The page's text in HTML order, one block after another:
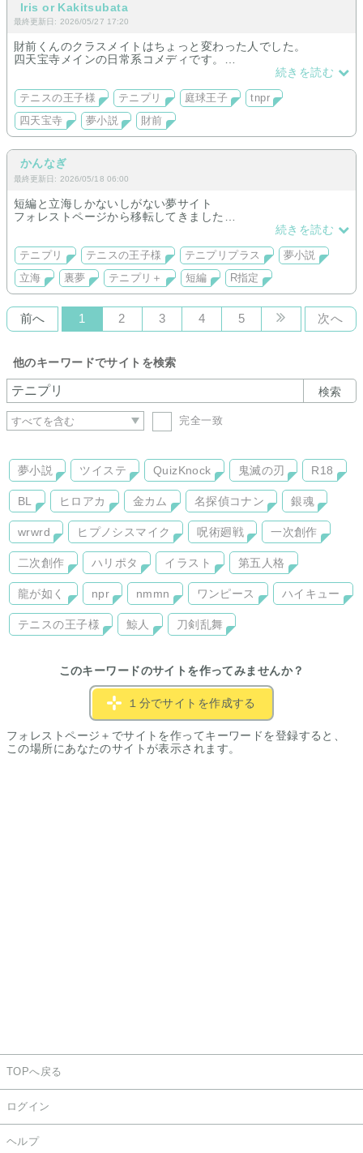
Iris or Kakitsubata
最終更新日: 2026/05/27 17:20
財前くんのクラスメイトはちょっと変わった人でした。
四天宝寺メインの日常系コメディです。
続きを読む
テニスの王子様 テニプリ 庭球王子
tnpr
四天宝寺
夢小説 財前
かんなぎ
最終更新日: 2026/05/18 06:00
短編と立海しかないしがない夢サイト
フォレストページから移転してきました
あまり作品ないです
R指定あり、年齢操作あり
なんでも許せる人向けです
続きを読む
テニプリ テニスの王子様 テニプリプラス
夢小説
立海
裏夢 テニプリ＋ 短編 R指定
前へ 1 2 3 4 5 次へ
他のキーワードでサイトを検索
検索
完全一致
夢小説 ツイステ QuizKnock 鬼滅の刃 R18
BL ヒロアカ 金カム 名探偵コナン 銀魂
wrwrd ヒプノシスマイク 呪術廻戦 一次創作
二次創作 ハリポタ イラスト 第五人格
龍が如く npr nmmn ワンピース ハイキュー
テニスの王子様 鯨人 刀剣乱舞
このキーワードのサイトを作ってみませんか？
１分でサイトを作成する
フォレストページ＋でサイトを作ってキーワードを登録すると、
この場所にあなたのサイトが表示されます。
TOPへ戻る
ログイン
ヘルプ